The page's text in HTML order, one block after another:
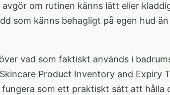
om rutinen känns lätt eller
som känns behagligt på egen hud
vad som faktiskt används i
Skincare Product Inventory and Expiry
fungera som ett praktiskt sätt att hålla